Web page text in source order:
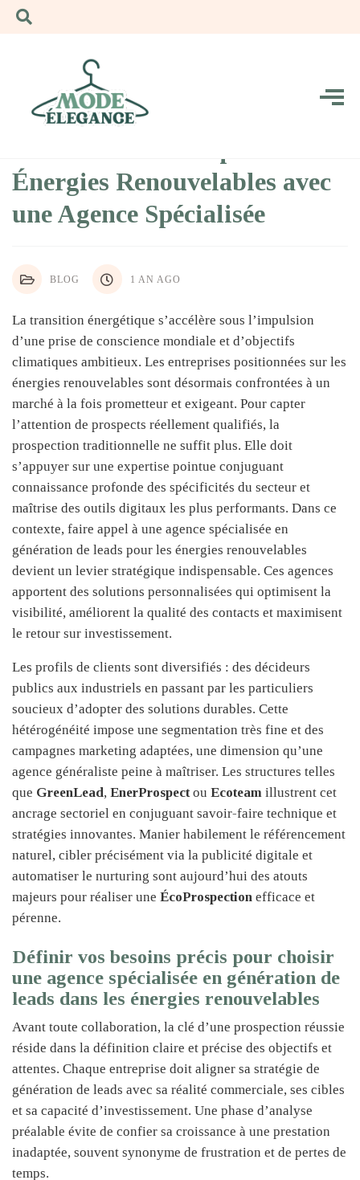
Énergies Renouvelables avec
une Agence Spécialisée
BLOG 1 AN AGO
La transition énergétique s’accélère sous l’impulsion
d’une prise de conscience mondiale et d’objectifs
climatiques ambitieux. Les entreprises positionnées sur les
énergies renouvelables sont désormais confrontées à un
marché à la fois prometteur et exigeant. Pour capter
l’attention de prospects réellement qualifiés, la
prospection traditionnelle ne suffit plus. Elle doit
s’appuyer sur une expertise pointue conjuguant
connaissance profonde des spécificités du secteur et
maîtrise des outils digitaux les plus performants. Dans ce
contexte, faire appel à une agence spécialisée en
génération de leads pour les énergies renouvelables
devient un levier stratégique indispensable. Ces agences
apportent des solutions personnalisées qui optimisent la
visibilité, améliorent la qualité des contacts et maximisent
le retour sur investissement.
Les profils de clients sont diversifiés : des décideurs
publics aux industriels en passant par les particuliers
soucieux d’adopter des solutions durables. Cette
hétérogénéité impose une segmentation très fine et des
campagnes marketing adaptées, une dimension qu’une
agence généraliste peine à maîtriser. Les structures telles
que GreenLead, EnerProspectou Ecoteam illustrent cet
ancrage sectoriel en conjuguant savoir-faire technique et
stratégies innovantes. Manier habilement le référencement
naturel, cibler précisément via la publicité digitale et
automatiser le nurturing sont aujourd’hui des atouts
majeurs pour réaliser une ÉcoProspection efficace et
pérenne.
Définir vos besoins précis pour choisir
une agence spécialisée en génération de
leads dans les énergies renouvelables
Avant toute collaboration, la clé d’une prospection réussie
réside dans la définition claire et précise des objectifs et
attentes. Chaque entreprise doit aligner sa stratégie de
génération de leads avec sa réalité commerciale, ses cibles
et sa capacité d’investissement. Une phase d’analyse
préalable évite de confier sa croissance à une prestation
inadaptée, souvent synonyme de frustration et de pertes de
temps.